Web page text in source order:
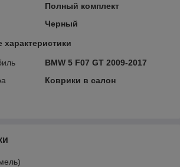
Полный комплект
Черный
характеристики
BMW 5 F07 GT 2009-2017
Коврики в салон